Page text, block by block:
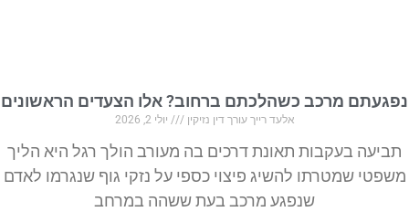
נפגעתם מרכב כשהלכתם ברחוב? אלו הצעדים הראשונים
אלעד רייך עורך דין נזיקין יולי 2, 2026
תביעה בעקבות תאונת דרכים בה מעורב הולך רגל היא הליך
משפטי שמטרתו להשיג פיצוי כספי על נזקי גוף שנגרמו לאדם
שנפגע מרכב בעת ששהה במרחב